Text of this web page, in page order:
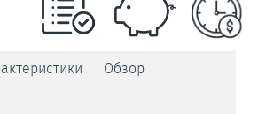
Обзор